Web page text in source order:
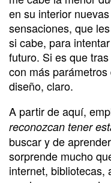
en su interior
sensaciones, que
si cabe, para
futuro. Si es que
con más
diseño, claro.
A partir de aquí,
reconozcan tener
buscar y de
sorprende mucho
internet, bibliotecas,